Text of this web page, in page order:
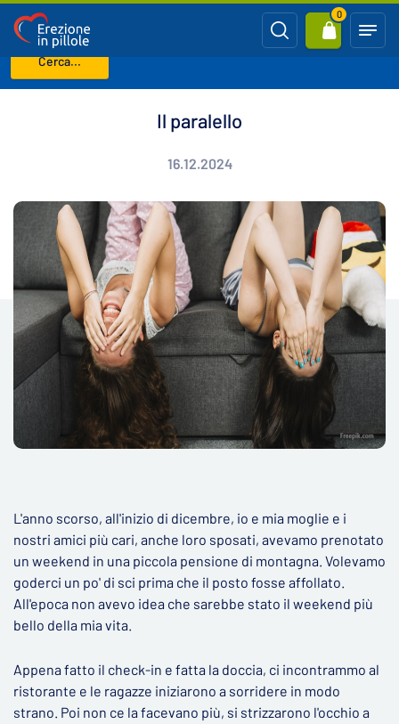
Cerca...
0
Benvenuto Blog
Il paralello
16.12.2024
L'anno scorso, all'inizio di dicembre, io e mia moglie e i
nostri amici più cari, anche loro sposati, avevamo prenotato
un weekend in una piccola pensione di montagna. Volevamo
goderci un po' di sci prima che il posto fosse affollato.
All'epoca non avevo idea che sarebbe stato il weekend più
bello della mia vita.
Appena fatto il check-in e fatta la doccia, ci incontrammo al
ristorante e le ragazze iniziarono a sorridere in modo
strano. Poi non ce la facevano più, si strizzarono l'occhio a